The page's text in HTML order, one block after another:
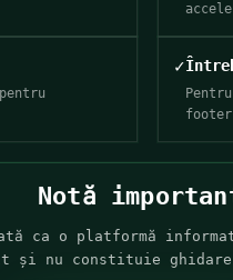
✓
Notă
ca o platformă
și nu constituie